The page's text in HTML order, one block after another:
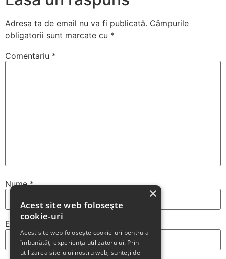
Adresa ta de email nu va fi publicată. Câmpurile
obligatorii sunt marcate cu *
Comentariu *
Nume*
Email
×
Acest site web folosește
cookie-uri
Acest site web folosește cookie-uri pentru a
îmbunătăți experiența utilizatorului. Prin
utilizarea site-ului nostru web, sunteți de